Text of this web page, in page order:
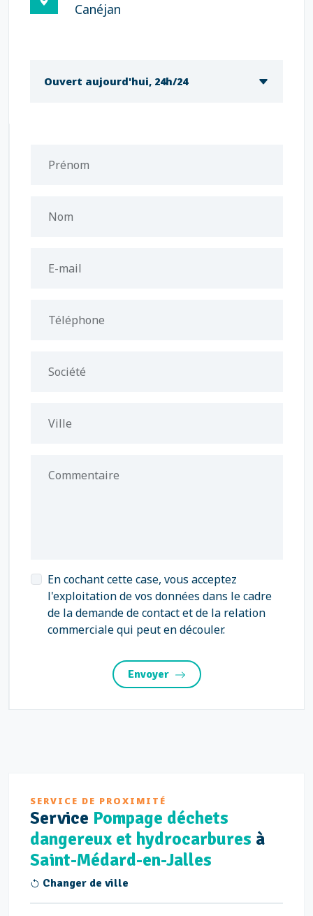
Canéjan
Ouvert aujourd'hui, 24h/24
Prénom
Nom
E-mail
Téléphone
Société
Ville
Commentaire
En cochant cette case, vous acceptez
l'exploitation de vos données dans le cadre
de la demande de contact et de la relation
commerciale qui peut en découler.
Envoyer
SERVICE DE PROXIMITÉ
Service Pompage déchets
dangereux et hydrocarbures à
Saint-Médard-en-Jalles
Changer de ville